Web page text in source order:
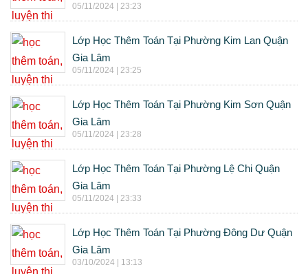
05/11/2024 | 23:23
Lớp Học Thêm Toán Tại Phường Kim Lan Quận
Gia Lâm
05/11/2024 | 23:25
Lớp Học Thêm Toán Tại Phường Kim Sơn Quận
Gia Lâm
05/11/2024 | 23:28
Lớp Học Thêm Toán Tại Phường Lệ Chi Quận
Gia Lâm
05/11/2024 | 23:33
Lớp Học Thêm Toán Tại Phường Đông Dư Quận
Gia Lâm
03/10/2024 | 13:13